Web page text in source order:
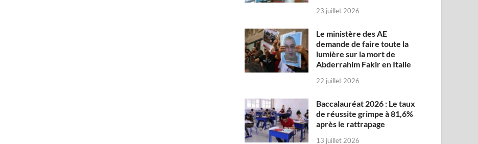
23 juillet 2026
Le ministère des AE
demande de faire toute la
lumière sur la mort de
Abderrahim Fakir en Italie
22 juillet 2026
Baccalauréat 2026 : Le taux
de réussite grimpe à 81,6%
après le rattrapage
13 juillet 2026